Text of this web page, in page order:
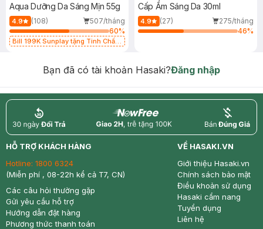
Aqua Dưỡng Da Sáng Mịn 55g
4.9 (108)
507/tháng
60%
Bill 199K Sunplay tặng Tinh Chất
Cấp Ẩm Sáng Da 30ml
4.9 (27)
275/tháng
46%
Bạn đã có tài khoản Hasaki?Đăng nhập
return nowfree price
HỖ TRỢ KHÁCH HÀNG
Hotline: 1800 6324
(Miễn phí , 08-22h kể cả T7, CN)
Các câu hỏi thường gặp
Gửi yêu cầu hỗ trợ
Hướng dẫn đặt hàng
Phương thức thanh toán
VỀ HASAKI.VN
Giới thiệu Hasaki.vn
Chính sách bảo mật
Điều khoản sử dụng
Hasaki cẩm nang
Tuyển dụng
Liên hệ